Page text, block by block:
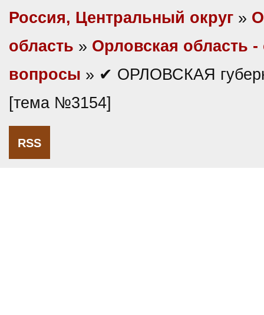
Россия, Центральный округ »
область » Орловская область
вопросы » ✔ ОРЛОВСКАЯ
[тема №3154]
RSS